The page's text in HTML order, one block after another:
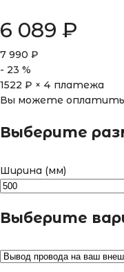
6 089 ₽
7 990 ₽
- 23 %
1522 ₽ × 4 платежа
Вы можете оплатить
Выберите
Ширина (мм)
Выберите